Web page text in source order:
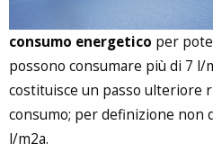
consumo energetico per
possono consumare più di 7 l/
costituisce un passo ulteriore
consumo; per definizione non
l/m2a.